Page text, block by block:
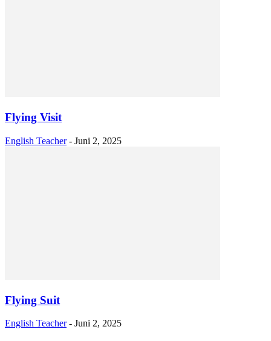
Flying Visit
English Teacher - Juni 2, 2025
Flying Suit
English Teacher - Juni 2, 2025